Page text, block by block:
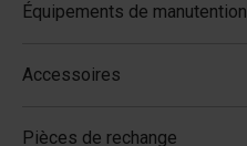
Équipements de manutention
Accessoires
Pièces de rechange